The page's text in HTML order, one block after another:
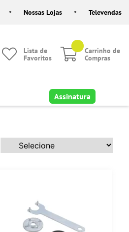
Nossas Lojas Televendas
Lista de
Favoritos
Carrinho de
Compras
Assinatura